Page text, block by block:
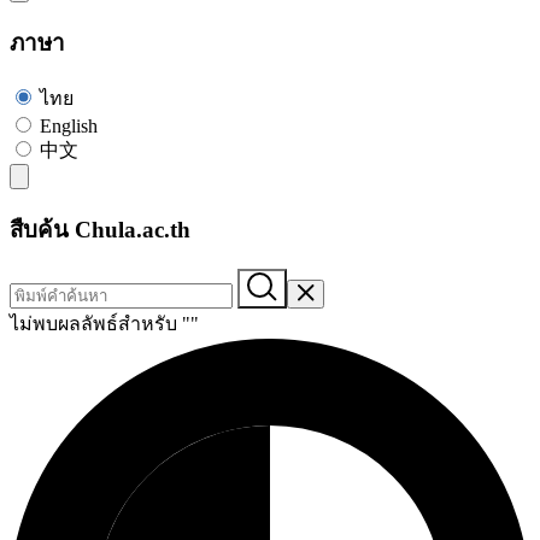
ภาษา
ไทย
English
中文
สืบค้น Chula.ac.th
ไม่พบผลลัพธ์สำหรับ ""